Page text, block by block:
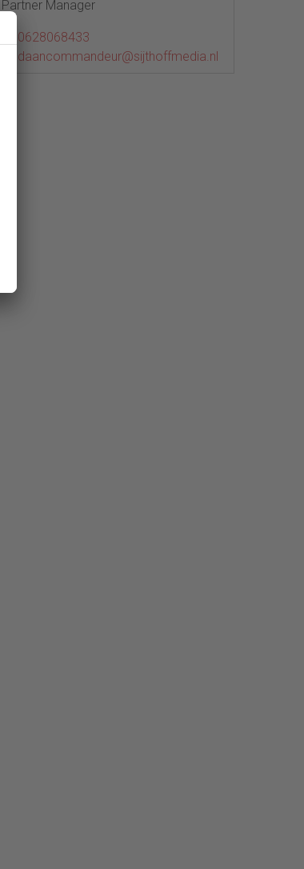
Partner Manager
0628068433
daancommandeur@sijthoffmedia.nl